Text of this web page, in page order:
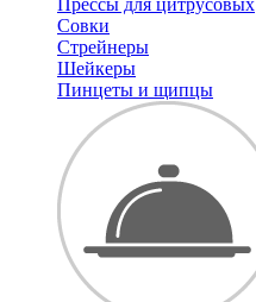
Совки
Стрейнеры
Шейкеры
Пинцеты и щипцы